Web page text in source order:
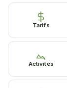
Tarifs
Activités